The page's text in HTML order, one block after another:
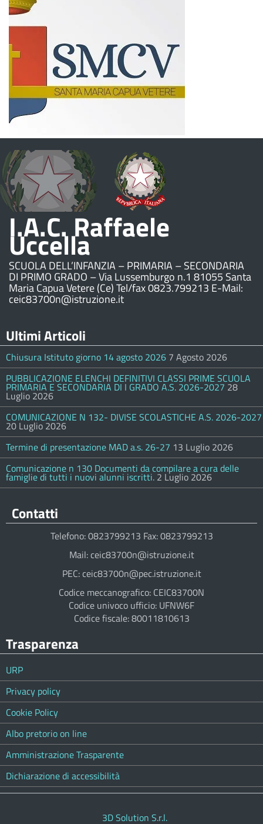
I.A.C. Raffaele
Uccella
SCUOLA DELL’INFANZIA – PRIMARIA – SECONDARIA
DI PRIMO GRADO – Via Lussemburgo n.1 81055 Santa
Maria Capua Vetere (Ce) Tel/fax 0823.799213 E-Mail:
ceic83700n@istruzione.it
Ultimi Articoli
Chiusura Istituto giorno 14 agosto 2026 7 Agosto 2026
PUBBLICAZIONE ELENCHI DEFINITIVI CLASSI PRIME SCUOLA
PRIMARIA E SECONDARIA DI I GRADO A.S. 2026-2027 28
Luglio 2026
COMUNICAZIONE N 132- DIVISE SCOLASTICHE A.S. 2026-2027
20 Luglio 2026
Termine di presentazione MAD a.s. 26-27 13 Luglio 2026
Comunicazione n 130 Documenti da compilare a cura delle
famiglie di tutti i nuovi alunni iscritti. 2 Luglio 2026
Contatti
Telefono: 0823799213 Fax: 0823799213
Mail: ceic83700n@istruzione.it
PEC: ceic83700n@pec.istruzione.it
Codice meccanografico: CEIC83700N
Codice univoco ufficio: UFNW6F
Codice fiscale: 80011810613
Trasparenza
URP
Privacy policy
Cookie Policy
Albo pretorio on line
Amministrazione Trasparente
Dichiarazione di accessibilità
3D Solution S.r.l.